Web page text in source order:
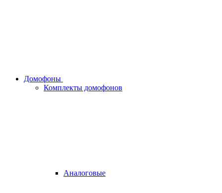
Домофоны
Комплекты домофонов
Аналоговые